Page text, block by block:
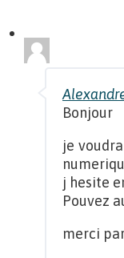
Bonjour
je
j hesite
Pouvez
merci